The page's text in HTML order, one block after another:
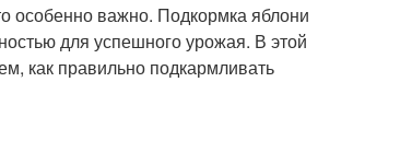
особенно важно. Подкормка яблони
для успешного урожая. В этой
как правильно подкармливать